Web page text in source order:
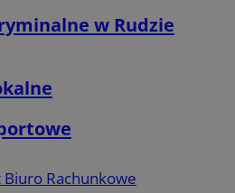
w Rudzie
Biuro Rachunkowe